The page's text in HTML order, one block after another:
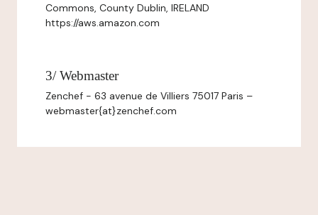
Commons, County Dublin, IRELAND
https://aws.amazon.com
3/ Webmaster
Zenchef - 63 avenue de Villiers 75017 Paris –
webmaster{at}zenchef.com